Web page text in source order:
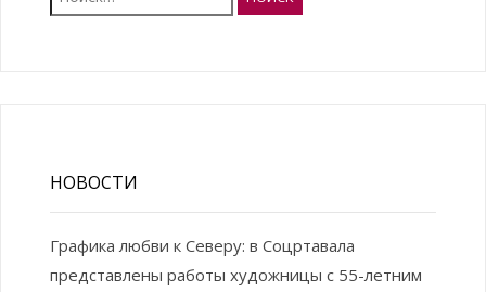
НОВОСТИ
Графика любви к Северу: в Соцртавала
представлены работы художницы с 55-летним